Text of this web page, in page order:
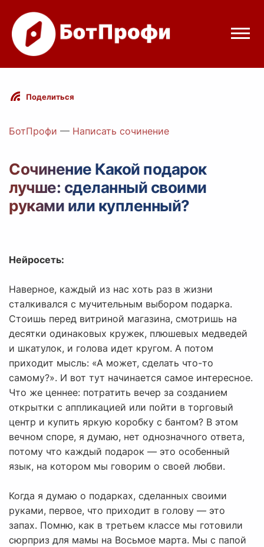
Режимы бота
Цены
Вход с Telegram
Поделиться
БотПрофи — Написать сочинение
Сочинение Какой подарок
лучше: сделанный своими
руками или купленный?
Нейросеть:
Наверное, каждый из нас хоть раз в жизни
сталкивался с мучительным выбором подарка.
Стоишь перед витриной магазина, смотришь на
десятки одинаковых кружек, плюшевых медведей
и шкатулок, и голова идет кругом. А потом
приходит мысль: «А может, сделать что-то
самому?». И вот тут начинается самое интересное.
Что же ценнее: потратить вечер за созданием
открытки с аппликацией или пойти в торговый
центр и купить яркую коробку с бантом? В этом
вечном споре, я думаю, нет однозначного ответа,
потому что каждый подарок — это особенный
язык, на котором мы говорим о своей любви.
Когда я думаю о подарках, сделанных своими
руками, первое, что приходит в голову — это
запах. Помню, как в третьем классе мы готовили
сюрприз для мамы на Восьмое марта. Мы с папой